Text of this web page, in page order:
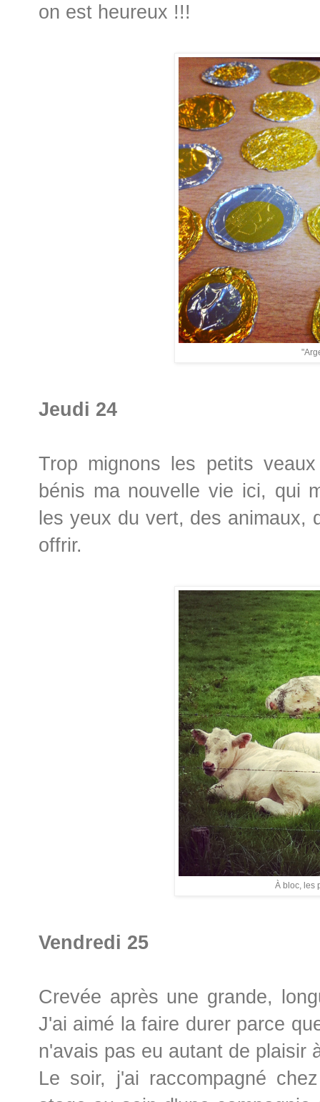
on est heureux !!!
Jeudi 24
Trop mignons les petits
bénis ma nouvelle vie ici, qui
les yeux du vert, des animaux,
offrir.
À bloc, les
Vendredi 25
Crevée après une grande,
J'ai aimé la faire durer parce
n'avais pas eu autant de plaisir
Le soir, j'ai raccompagné